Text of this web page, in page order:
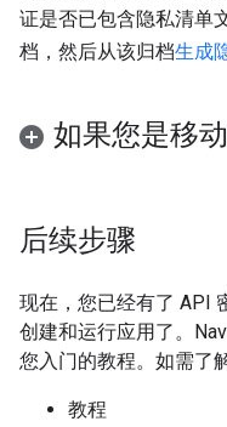
证是否已包含隐私清单
档，然后从该归档生成
如果您是移
后续步骤
现在，您已经有了 API
创建和运行应用了。
您入门的教程。如需了
教程